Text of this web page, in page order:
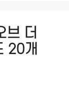
브 더
20개